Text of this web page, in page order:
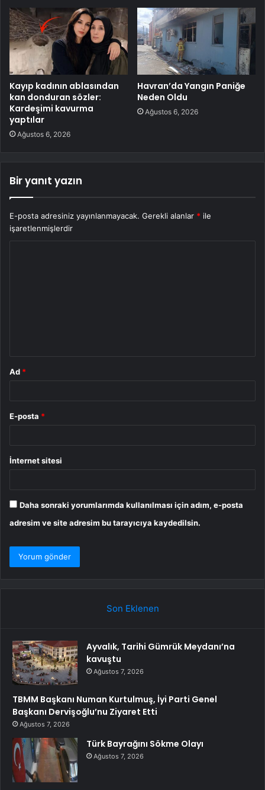
Kayıp kadının ablasından
kan donduran sözler:
Kardeşimi kavurma
yaptılar
Ağustos 6, 2026
Havran’da Yangın Paniğe
Neden Oldu
Ağustos 6, 2026
Bir yanıt yazın
E-posta adresiniz yayınlanmayacak. Gerekli alanlar * ile
işaretlenmişlerdir
Ad *
E-posta *
İnternet sitesi
Daha sonraki yorumlarımda kullanılması için adım, e-posta
adresim ve site adresim bu tarayıcıya kaydedilsin.
Son Eklenen
Ayvalık, Tarihi Gümrük Meydanı’na
kavuştu
Ağustos 7, 2026
TBMM Başkanı Numan Kurtulmuş, İyi Parti Genel
Başkanı Dervişoğlu’nu Ziyaret Etti
Ağustos 7, 2026
Türk Bayrağını Sökme Olayı
Ağustos 7, 2026